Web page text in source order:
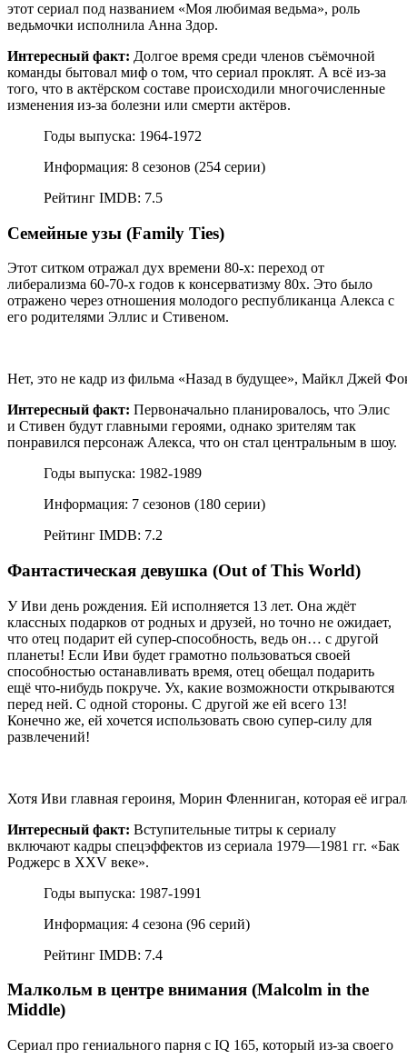
этот сериал под названием «Моя любимая ведьма», роль
ведьмочки исполнила Анна Здор.
Интересный факт: Долгое время среди членов съёмочной
команды бытовал миф о том, что сериал проклят. А всё из-за
того, что в актёрском составе происходили многочисленные
изменения из-за болезни или смерти актёров.
Годы выпуска: 1964-1972
Информация: 8 сезонов (254 серии)
Рейтинг IMDB: 7.5
Семейные узы (Family Ties)
Этот ситком отражал дух времени 80-х: переход от
либерализма 60-70-х годов к консерватизму 80х. Это было
отражено через отношения молодого республиканца Алекса с
его родителями Эллис и Стивеном.
Нет, это не кадр из фильма «Назад в будущее», Майкл Джей
Интересный факт: Первоначально планировалось, что Элис
и Стивен будут главными героями, однако зрителям так
понравился персонаж Алекса, что он стал центральным в шоу.
Годы выпуска: 1982-1989
Информация: 7 сезонов (180 серии)
Рейтинг IMDB: 7.2
Фантастическая девушка (Out of This World)
У Иви день рождения. Ей исполняется 13 лет. Она ждёт
классных подарков от родных и друзей, но точно не ожидает,
что отец подарит ей супер-способность, ведь он… с другой
планеты! Если Иви будет грамотно пользоваться своей
способностью останавливать время, отец обещал подарить
ещё что-нибудь покруче. Ух, какие возможности открываются
перед ней. С одной стороны. С другой же ей всего 13!
Конечно же, ей хочется использовать свою супер-силу для
развлечений!
Хотя Иви главная героиня, Морин Фленниган, которая её
Интересный факт: Вступительные титры к сериалу
включают кадры спецэффектов из сериала 1979—1981 гг. «Бак
Роджерс в XXV веке».
Годы выпуска: 1987-1991
Информация: 4 сезона (96 серий)
Рейтинг IMDB: 7.4
Малкольм в центре внимания (Malcolm in the
Middle)
Сериал про гениального парня с IQ 165, который из-за своего